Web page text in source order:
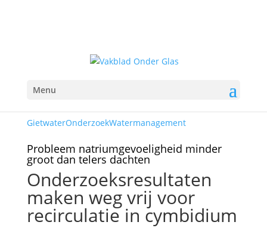
Menu
GietwaterOnderzoekWatermanagement
Probleem natriumgevoeligheid minder
groot dan telers dachten
Onderzoeksresultaten
maken weg vrij voor
recirculatie in cymbidium